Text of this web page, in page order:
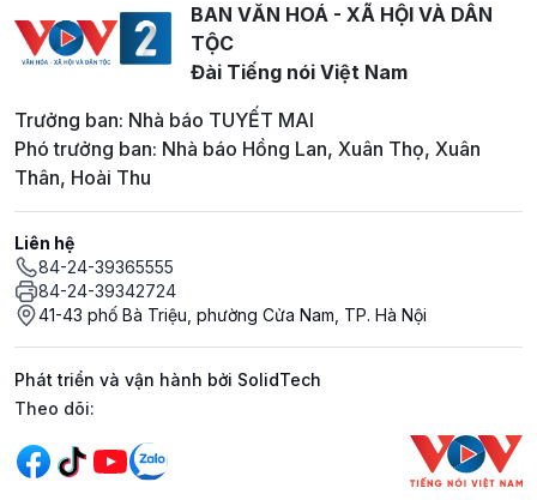
BAN VĂN HOÁ - XÃ HỘI VÀ DÂN
TỘC
Đài Tiếng nói Việt Nam
Trưởng ban: Nhà báo TUYẾT MAI
Phó trưởng ban: Nhà báo Hồng Lan, Xuân Thọ, Xuân
Thân, Hoài Thu
Liên hệ
84-24-39365555
84-24-39342724
41-43 phố Bà Triệu, phường Cửa Nam, TP. Hà Nội
Phát triển và vận hành bởi SolidTech
Mạng xã hội
Theo dõi: